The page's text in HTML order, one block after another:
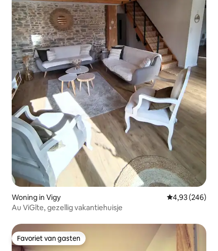
Woning in Vigy Gemiddelde
4,93 (246)
Au ViGîte, gezellig vakantiehuisje
Favoriet van gasten
Favoriet van gasten